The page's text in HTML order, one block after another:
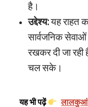
है।
उद्देश्य:यह राहत
सार्वजनिक सेवाओं
रखकर दी जा
चल सके।
यह भी पढ़ें
लालकुआं